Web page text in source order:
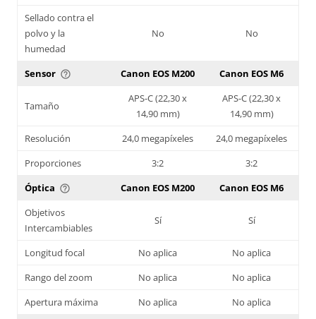
Sellado contra el
polvo y la
humedad
No No
Sensor help_outline Canon EOS M200 Canon EOS M6
Tamaño
APS-C (22,30 x
14,90 mm)
APS-C (22,30 x
14,90 mm)
Resolución
24,0 megapíxeles
24,0 megapíxeles
Proporciones
3:2
3:2
Óptica help_outline Canon EOS M200
Canon EOS M6
Objetivos
Intercambiables
Sí Sí
Longitud focal No aplica
No aplica
Rango del zoom
No aplica
No aplica
Apertura máxima
No aplica
No aplica